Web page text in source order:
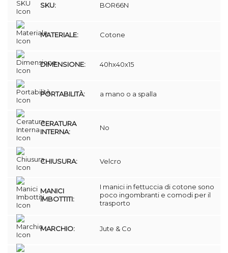
SKU: BOR66N
MATERIALE: Cotone
DIMENSIONE: 40hx40x15
PORTABILITÀ: a mano o a spalla
CERATURA
INTERNA:
No
CHIUSURA: Velcro
MANICI
IMBOTTITI:
I manici in fettuccia di cotone sono
poco ingombranti e comodi per il
trasporto
MARCHIO: Jute & Co